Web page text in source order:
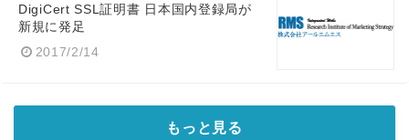
DigiCert SSL証明書 日本国内登録局が
新規に発足
2017/2/14
もっと見る